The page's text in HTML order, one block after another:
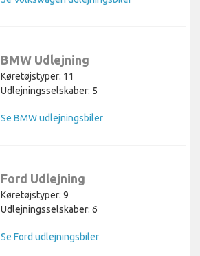
BMW Udlejning
Køretøjstyper: 11
Udlejningsselskaber: 5
Se BMW udlejningsbiler
Ford Udlejning
Køretøjstyper: 9
Udlejningsselskaber: 6
Se Ford udlejningsbiler